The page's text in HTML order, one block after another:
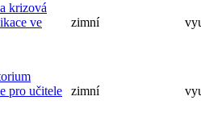
krizová
ve
zimní
pro učitele
zimní